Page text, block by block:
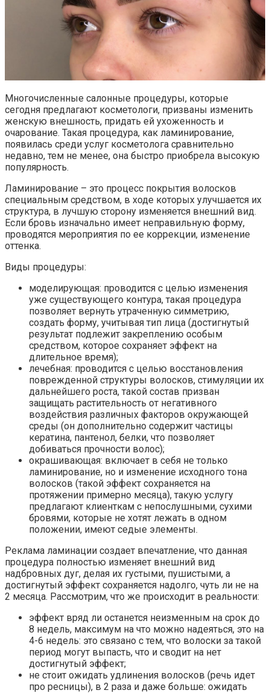
Многочисленные салонные процедуры, которые
сегодня предлагают косметологи, призваны изменить
женскую внешность, придать ей ухоженность и
очарование. Такая процедура, как ламинирование,
появилась среди услуг косметолога сравнительно
недавно, тем не менее, она быстро приобрела высокую
популярность.
Ламинирование – это процесс покрытия волосков
специальным средством, в ходе которых улучшается их
структура, в лучшую сторону изменяется внешний вид.
Если бровь изначально имеет неправильную форму,
проводятся мероприятия по ее коррекции, изменение
оттенка.
Виды процедуры:
моделирующая: проводится с целью изменения
уже существующего контура, такая процедура
позволяет вернуть утраченную симметрию,
создать форму, учитывая тип лица (достигнутый
результат подлежит закреплению особым
средством, которое сохраняет эффект на
длительное время);
лечебная: проводится с целью восстановления
поврежденной структуры волосков, стимуляции их
дальнейшего роста, такой состав призван
защищать растительность от негативного
воздействия различных факторов окружающей
среды (он дополнительно содержит частицы
кератина, пантенол, белки, что позволяет
добиваться прочности волос);
окрашивающая: включает в себя не только
ламинирование, но и изменение исходного тона
волосков (такой эффект сохраняется на
протяжении примерно месяца), такую услугу
предлагают клиенткам с непослушными, сухими
бровями, которые не хотят лежать в одном
положении, имеют седые элементы.
Реклама ламинации создает впечатление, что данная
процедура полностью изменяет внешний вид
надбровных дуг, делая их густыми, пушистыми, а
достигнутый эффект сохраняется надолго, чуть ли не на
2 месяца. Рассмотрим, что же происходит в реальности:
эффект вряд ли останется неизменным на срок до
8 недель, максимум на что можно надеяться, это на
4-6 недель: это связано с тем, что волоски за такой
период могут выпасть, что и сводит на нет
достигнутый эффект;
не стоит ожидать удлинения волосков (речь идет
про ресницы), в 2 раза и даже больше: ожидать